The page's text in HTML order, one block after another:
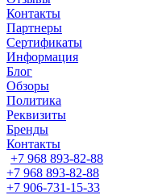
Контакты
Партнеры
Сертификаты
Информация
Блог
Обзоры
Политика
Реквизиты
Бренды
Контакты
+7 968 893-82-88
+7 968 893-82-88
+7 906-731-15-33